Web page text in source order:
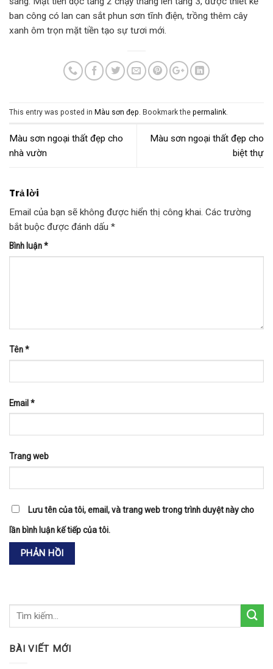
ban công có lan can sắt phun sơn tĩnh điện, trồng thêm cây
xanh ôm trọn mặt tiền tạo sự tươi mới.
This entry was posted in Màu sơn đẹp. Bookmark the permalink.
Màu sơn ngoại thất đẹp cho
nhà vườn
Màu sơn ngoại thất đẹp cho
biệt thự
Trả lời
Email của bạn sẽ không được hiển thị công khai. Các trường
bắt buộc được đánh dấu *
Bình luận*
Tên*
Email *
Trang web
Lưu tên của tôi, email, và trang web trong trình duyệt này cho
lần bình luận kế tiếp của tôi.
BÀI VIẾT MỚI